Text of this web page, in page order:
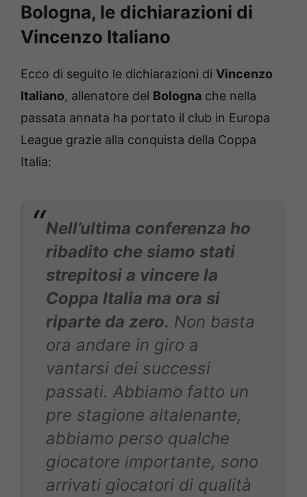
Bologna, le dichiarazioni di
Vincenzo Italiano
Ecco di seguito le dichiarazioni di Vincenzo
Italiano, allenatore del Bologna che nella
passata annata ha portato il club in Europa
League grazie alla conquista della Coppa
Italia:
Nell’ultima conferenza ho
ribadito che siamo stati
strepitosi a vincere la
Coppa Italia ma ora si
riparte da zero. Non basta
ora andare in giro a
vantarsi dei successi
passati. Abbiamo fatto un
pre stagione altalenante,
abbiamo perso qualche
giocatore importante, sono
arrivati giocatori di qualità